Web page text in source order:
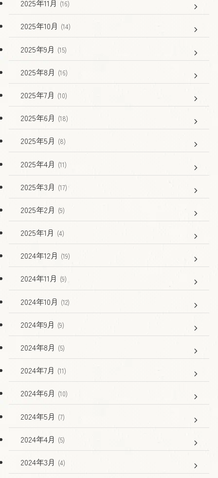
2025年11月 (16)
2025年10月 (14)
2025年9月 (15)
2025年8月 (16)
2025年7月 (10)
2025年6月 (18)
2025年5月 (8)
2025年4月 (11)
2025年3月 (17)
2025年2月 (9)
2025年1月 (4)
2024年12月 (19)
2024年11月 (9)
2024年10月 (12)
2024年9月 (9)
2024年8月 (5)
2024年7月 (11)
2024年6月 (10)
2024年5月 (7)
2024年4月 (5)
2024年3月 (4)